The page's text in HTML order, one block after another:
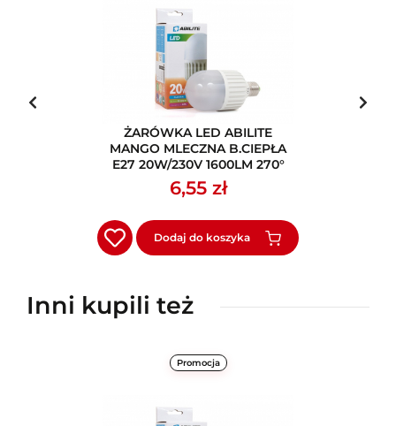
ŻARÓWKA LED ABILITE
MANGO MLECZNA B.CIEPŁA
E27 20W/230V 1600LM 270°
M70
6,55 zł
Dodaj do koszyka
Inni kupili też
Promocja